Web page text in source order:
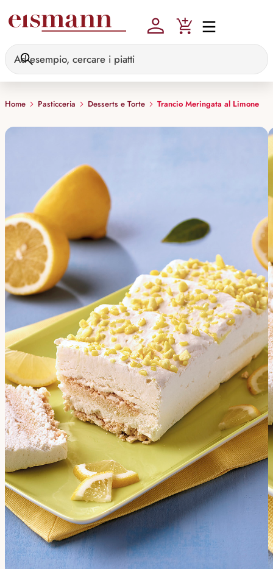
Home Pasticceria Desserts e Torte Trancio Meringata al Limone